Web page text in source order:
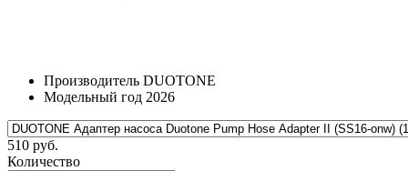
Производитель DUOTONE
Модельный год 2026
510 руб.
Количество